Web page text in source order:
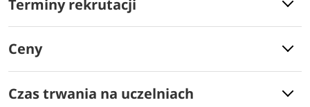
Terminy rekrutacji
Ceny
Czas trwania na uczelniach